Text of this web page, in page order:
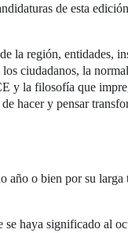
de esta
la región, entidades,
ciudadanos, la
y la filosofía que
hacer y pensar
año o bien por su
haya significado al